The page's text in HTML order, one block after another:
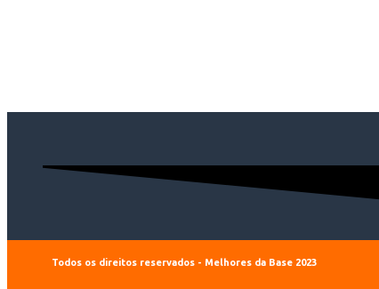
Todos os direitos reservados - Melhores da Base 2023